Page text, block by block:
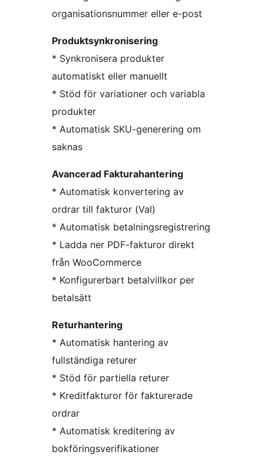
organisationsnummer eller e-post
Produktsynkronisering
* Synkronisera produkter
automatiskt eller manuellt
* Stöd för variationer och variabla
produkter
* Automatisk SKU-generering om
saknas
Avancerad Fakturahantering
* Automatisk konvertering av
ordrar till fakturor (Val)
* Automatisk betalningsregistrering
* Ladda ner PDF-fakturor direkt
från WooCommerce
* Konfigurerbart betalvillkor per
betalsätt
Returhantering
* Automatisk hantering av
fullständiga returer
* Stöd för partiella returer
* Kreditfakturor för fakturerade
ordrar
* Automatisk kreditering av
bokföringsverifikationer